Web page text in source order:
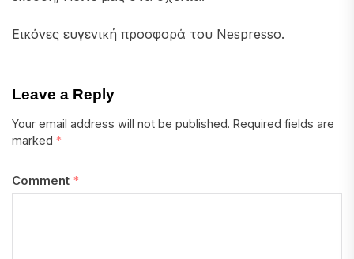
Εικόνες ευγενική προσφορά του Nespresso.
Leave a Reply
Your email address will not be published. Required fields are
marked *
Comment *